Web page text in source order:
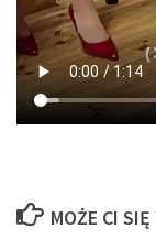
MOŻE CI